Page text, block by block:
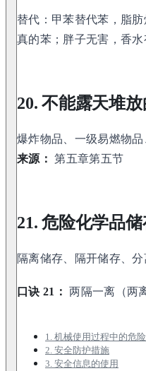
替代：甲苯替代苯，脂肪
真的苯；胖子无害，香水
20. 不能露天堆
爆炸物品、一级易燃物
来源： 第五章第五节
21. 危险化学品
隔离储存、隔开储存、
口诀 21： 两隔一离（两
1. 机械使用过程中的危
2. 安全防护措施
3. 安全信息的使用